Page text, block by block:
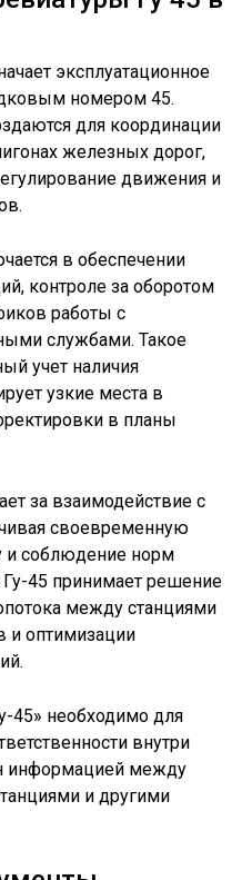
эксплуатационное
номером 45.
для координации
железных дорог,
движения и
в обеспечении
контроле за оборотом
работы с
службами. Такое
учет наличия
узкие места в
в планы
за взаимодействие с
своевременную
и соблюдение норм
45 принимает решение
между станциями
и оптимизации
45» необходимо для
внутри
информацией между
и другими